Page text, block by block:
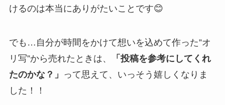
けるのは本当にありがたいことです😊
でも…自分が時間をかけて想いを込めて作った”オ
リ写”から売れたときは、
「投稿を参考にしてくれ
たのかな？」 って思えて、いっそう嬉しくなりま
した！！